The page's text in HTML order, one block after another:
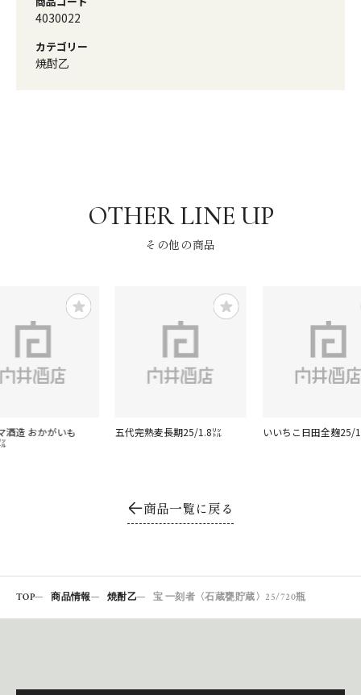
4030022
カテゴリー
焼酎乙
その他の商品
酒造 おかがいも 五代完熟麦長期25/1.8㍑ いいちこ日田全麹25/
商品一覧に戻る
TOP 商品情報 焼酎乙 宝 一刻者〈石蔵甕貯蔵〉25/720瓶